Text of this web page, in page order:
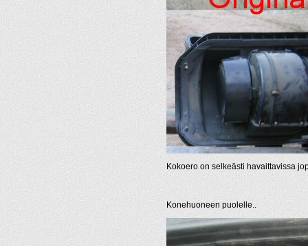
Kokoero on selkeästi havaittavissa
Konehuoneen puolelle..